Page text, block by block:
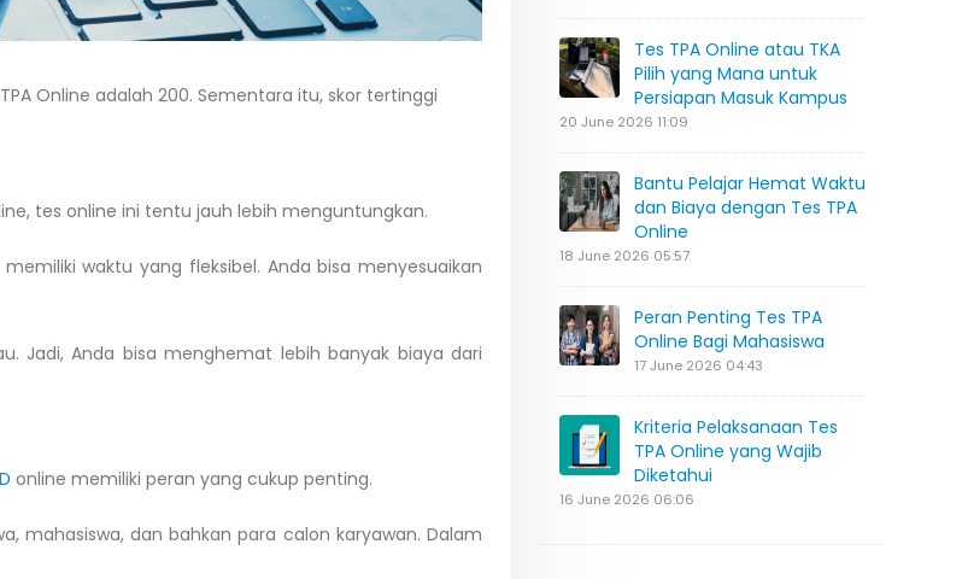
Online adalah 200. Sementara itu, skor tertinggi
tes online ini tentu jauh lebih menguntungkan.
waktu yang fleksibel. Anda bisa menyesuaikan
Jadi, Anda bisa menghemat lebih banyak biaya dari
online memiliki peran yang cukup penting.
mahasiswa, dan bahkan para calon karyawan. Dalam
Tes TPA Online atau TKA
Pilih yang Mana untuk
Persiapan Masuk Kampus
20 June 2026 11:09
Bantu Pelajar Hemat Waktu
dan Biaya dengan Tes TPA
Online
18 June 2026 05:57
Peran Penting Tes TPA
Online Bagi Mahasiswa
17 June 2026 04:43
Kriteria Pelaksanaan Tes
TPA Online yang Wajib
Diketahui
16 June 2026 06:06